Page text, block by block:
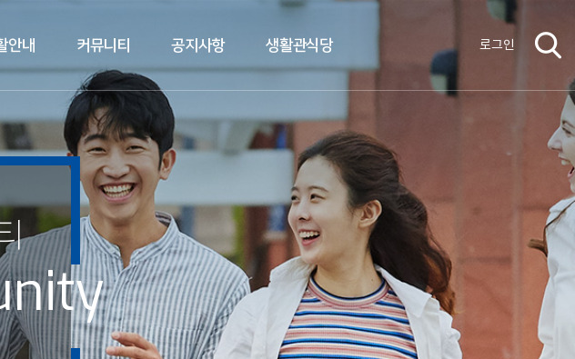
안내 커뮤니티 공지사항 생활관식당 로그인